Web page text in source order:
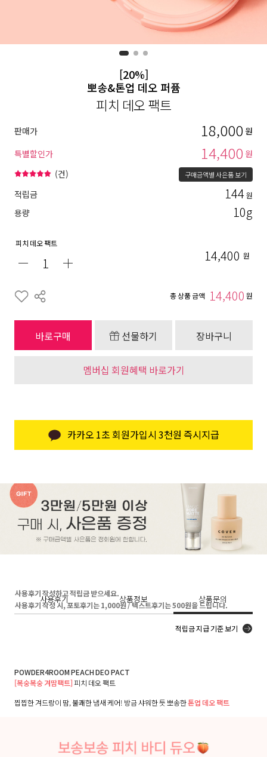
[20%]
뽀송&톤업 데오 퍼퓸
피치 데오 팩트
판매가 18,000 원
특별할인가
14,400 원
(건) 구매금액별 사은품 보기
적립금 144원
용량 10g
피치 데오 팩트
14,400 원
총 상품 금액 14,400 원
바로구매 선물하기 장바구니
멤버십 회원혜택 바로가기
카카오 1초 회원가입시 3천원 즉시지급
사용후기 상품정보 상품문의
사용후기 작성하고 적립금 받으세요.
사용후기 작성 시, 포토후기는 1,000원 / 텍스트후기는 500원을 드립니다.
적립금 지급 기준 보기
POWDER4ROOM PEACH DEO PACT
[복숭복숭 겨땀팩트]피치 데오 팩트
찝찝한 겨드랑이 땀, 불쾌한 냄새 케어! 방금 샤워한 듯 뽀송한톤업 데오 팩트